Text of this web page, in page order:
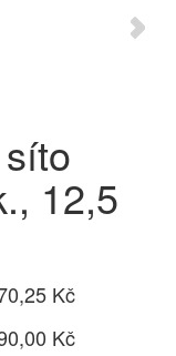
12,5
Kč
Kč